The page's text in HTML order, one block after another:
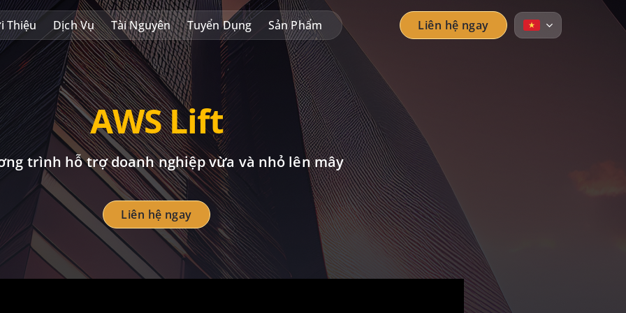
Thiệu Dịch Vụ Tài Nguyên Tuyển Dụng Sản Phẩm Liên hệ ngay
AWS Lift
trình hỗ trợ doanh nghiệp vừa và nhỏ lên mây
Liên hệ ngay